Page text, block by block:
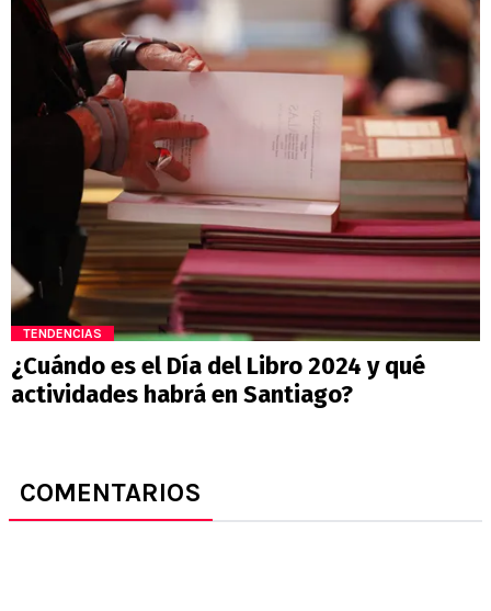
TENDENCIAS
¿Cuándo es el Día del Libro 2024 y qué
actividades habrá en Santiago?
COMENTARIOS